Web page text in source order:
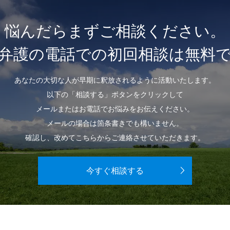
悩んだらまずご相談ください。
護の電話での初回相談は無料
あなたの大切な人が早期に釈放されるように活動いたします。
以下の「相談する」ボタンをクリックして
メールまたはお電話でお悩みをお伝えください。
メールの場合は箇条書きでも構いません。
確認し、改めてこちらからご連絡させていただきます。
今すぐ相談する